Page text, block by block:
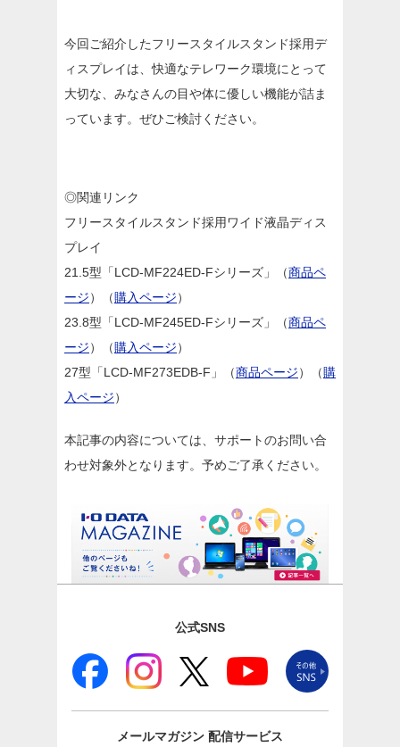
今回ご紹介したフリースタイルスタンド採用デ
ィスプレイは、快適なテレワーク環境にとって
大切な、みなさんの目や体に優しい機能が詰ま
っています。ぜひご検討ください。
◎関連リンク
フリースタイルスタンド採用ワイド液晶ディス
プレイ
21.5型「LCD-MF224ED-Fシリーズ」（商品ペ
ージ）（購入ページ）
23.8型「LCD-MF245ED-Fシリーズ」（商品ペ
ージ）（購入ページ）
27型「LCD-MF273EDB-F」（商品ページ）（購
入ページ）
本記事の内容については、サポートのお問い合
わせ対象外となります。予めご了承ください。
公式SNS
メールマガジン 配信サービス